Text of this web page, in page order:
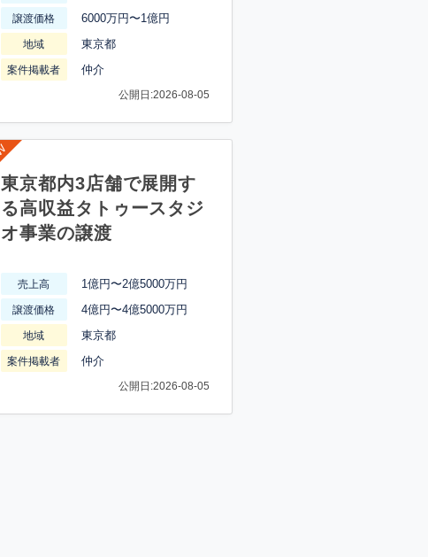
譲渡価格 6000万円〜1億円
地域 東京都
案件掲載者 仲介
公開日:2026-08-05
東京都内3店舗で展開す
る高収益タトゥースタジ
オ事業の譲渡
売上高 1億円〜2億5000万円
譲渡価格 4億円〜4億5000万円
地域 東京都
案件掲載者 仲介
公開日:2026-08-05